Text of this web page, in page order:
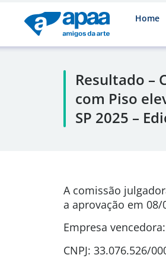
Home
Resultado –
com Piso
SP 2025 –
A comissão
a aprovação em 08/
Empresa
CNPJ: 33.076.526/